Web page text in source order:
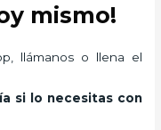
mismo!
llámanos o llena el
si lo necesitas con